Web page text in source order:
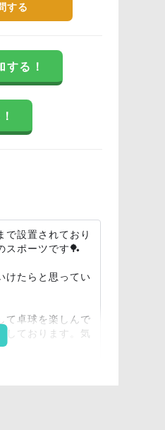
する
する！
で設置されており
スポーツです🏓
けたらと思ってい
て卓球を楽しんで
しております。気